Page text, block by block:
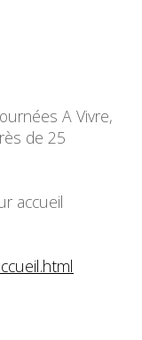
A Vivre,
de 25
accueil